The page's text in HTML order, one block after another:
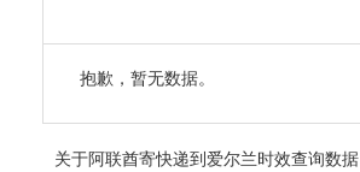
抱歉，暂无数据。
关于阿联酋寄快递到爱尔兰时效查询数据